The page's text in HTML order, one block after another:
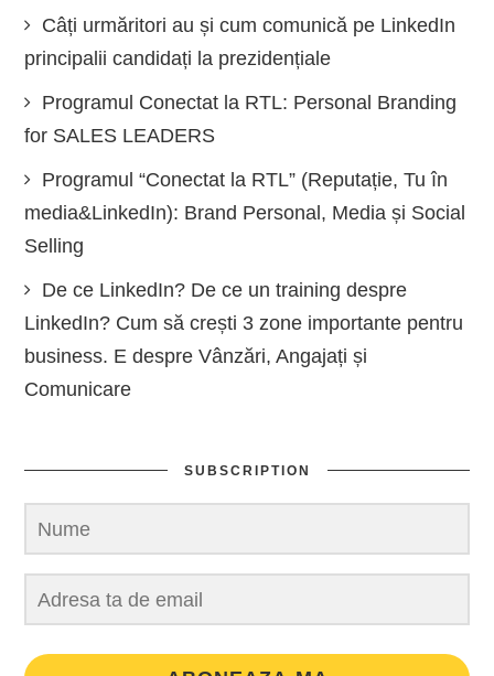
Câți urmăritori au și cum comunică pe LinkedIn
principalii candidați la prezidențiale
Programul Conectat la RTL: Personal Branding
for SALES LEADERS
Programul “Conectat la RTL” (Reputație, Tu în
media&LinkedIn): Brand Personal, Media și Social
Selling
De ce LinkedIn? De ce un training despre
LinkedIn? Cum să crești 3 zone importante pentru
business. E despre Vânzări, Angajați și
Comunicare
SUBSCRIPTION